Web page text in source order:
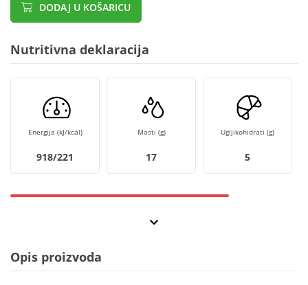
DODAJ U KOŠARICU
Nutritivna deklaracija
Energija (kJ/kcal)
918/221
Masti (g)
17
Ugljikohidrati (g)
5
Opis proizvoda